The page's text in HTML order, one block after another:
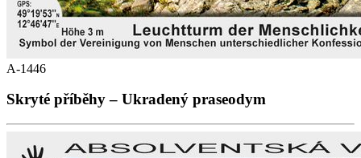
A-1446
Skryté příběhy – Ukradený praseodym